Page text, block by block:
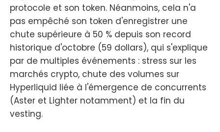
protocole et son token. Néanmoins, cela n'a
pas empêché son token d'enregistrer une
chute supérieure à 50 % depuis son record
historique d'octobre (59 dollars), qui s'explique
par de multiples événements : stress sur les
marchés crypto, chute des volumes sur
Hyperliquid liée à l'émergence de concurrents
(Aster et Lighter notamment) et la fin du
vesting.